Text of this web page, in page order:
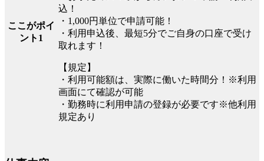
ここがポイ
ント1
込！
・1,000円単位で申請可能！
・利用申込後、最短5分でご自身の口座で受け
取れます！
【規定】
・利用可能額は、実際に働いた時間分！※利用
画面にて確認が可能
・勤務時に利用申請の登録が必要です※他利用
規定あり